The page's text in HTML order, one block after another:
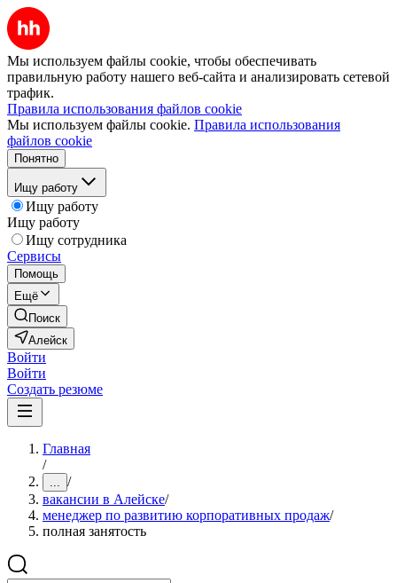
Мы используем файлы cookie, чтобы обеспечивать
правильную работу нашего веб-сайта и анализировать сетевой
трафик.
Правила использования файлов cookie
Мы используем файлы cookie. Правила использования
файлов cookie
Понятно
Ищу работу
Ищу работу
Ищу работу
Ищу сотрудника
Сервисы
Помощь
Ещё
Поиск
Алейск
Войти
Войти
Создать резюме
Главная
/
... /
вакансии в Алейске/
менеджер по развитию корпоративных продаж/
полная занятость